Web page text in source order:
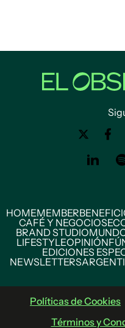
HOMEMEMBER
CAFÉ Y NEGOCIOS
BRAND STUDIO
LIFESTYLEOPINIÓN
EDICIONES
NEWSLETTERS
Políticas de Cookies
Términos y